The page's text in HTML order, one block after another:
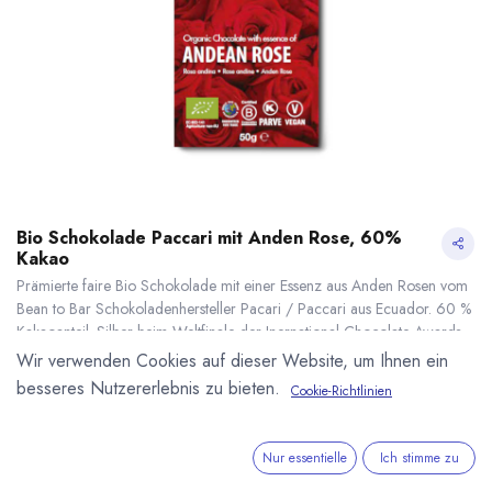
Bio Schokolade Paccari mit Anden Rose, 60%
Kakao
Prämierte faire Bio Schokolade mit einer Essenz aus Anden Rosen vom
Bean to Bar Schokoladenhersteller Pacari / Paccari aus Ecuador. 60 %
Kakaoanteil. Silber beim Weltfinale der Inernational Chocolate Awards
2018. 50g Tafel. EC-BIO-141
5,25€*
(105,00€ /1 kg)
Wir verwenden Cookies auf dieser Website, um Ihnen ein
besseres Nutzererlebnis zu bieten.
Cookie-Richtlinien
Nur essentielle Ich stimme zu